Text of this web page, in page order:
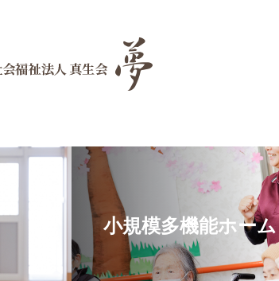
小規模多機能ホー